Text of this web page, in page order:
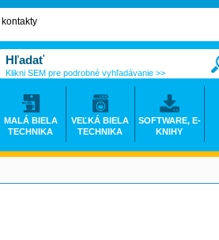
Klikni SEM pre podrobné vyhľadávanie >>
MALÁ BIELA
TECHNIKA
VEĽKÁ BIELA
TECHNIKA
SOFTWARE, E-
KNIHY